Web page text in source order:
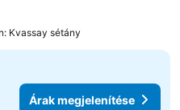
Kvassay sétány
Árak megjelenítése